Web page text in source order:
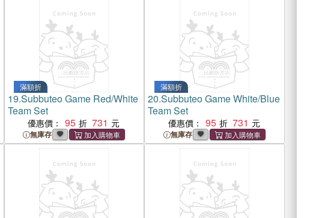
滿額折
19.Subbuteo Game Red/White
Team Set
優惠價： 95 731
無庫存
滿額折
20.Subbuteo Game White/Blue
Team Set
優惠價： 95 731
無庫存